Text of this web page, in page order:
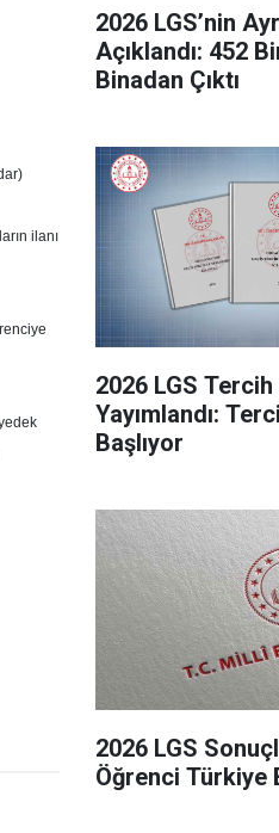
ilanı
2026 LGS’nin
Açıklandı: 452
Binadan Çıktı
2026 LGS Tercih
Yayımlandı:
Başlıyor
2026 LGS
Öğrenci Türkiye